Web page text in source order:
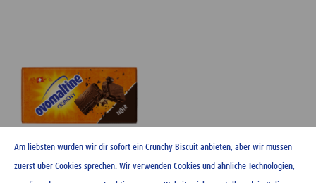
Am liebsten würden wir dir sofort ein Crunchy Biscuit anbieten, aber wir müssen
zuerst über Cookies sprechen. Wir verwenden Cookies und ähnliche Technologien,